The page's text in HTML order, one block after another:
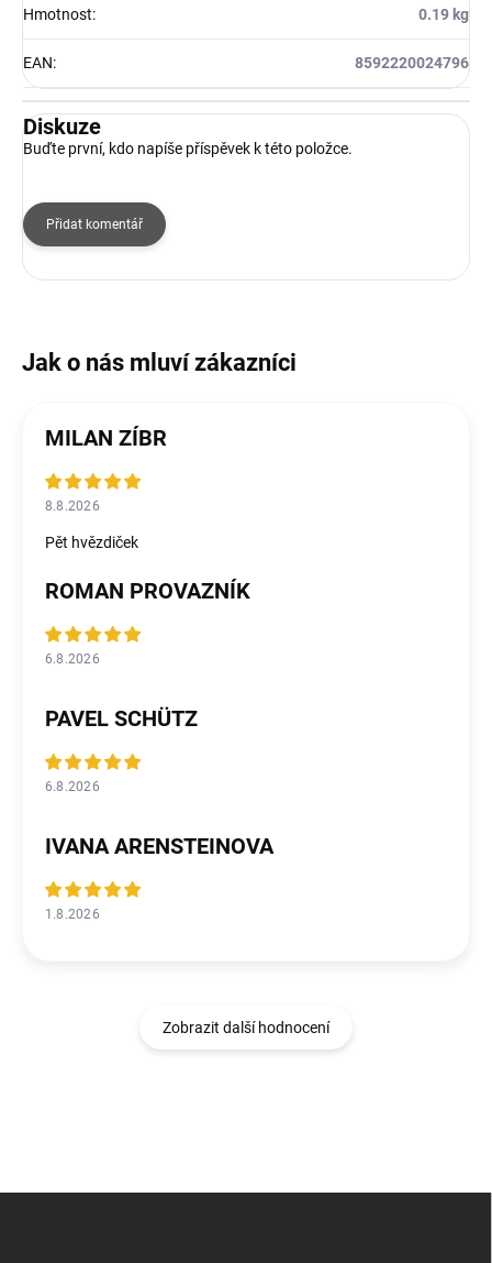
Hmotnost: 0.19 kg
EAN: 8592220024796
Diskuze
Buďte první, kdo napíše příspěvek k této položce.
Přidat komentář
MILAN ZÍBR
8.8.2026
Pět hvězdiček
ROMAN PROVAZNÍK
6.8.2026
PAVEL SCHÜTZ
6.8.2026
IVANA ARENSTEINOVA
1.8.2026
Zobrazit další hodnocení